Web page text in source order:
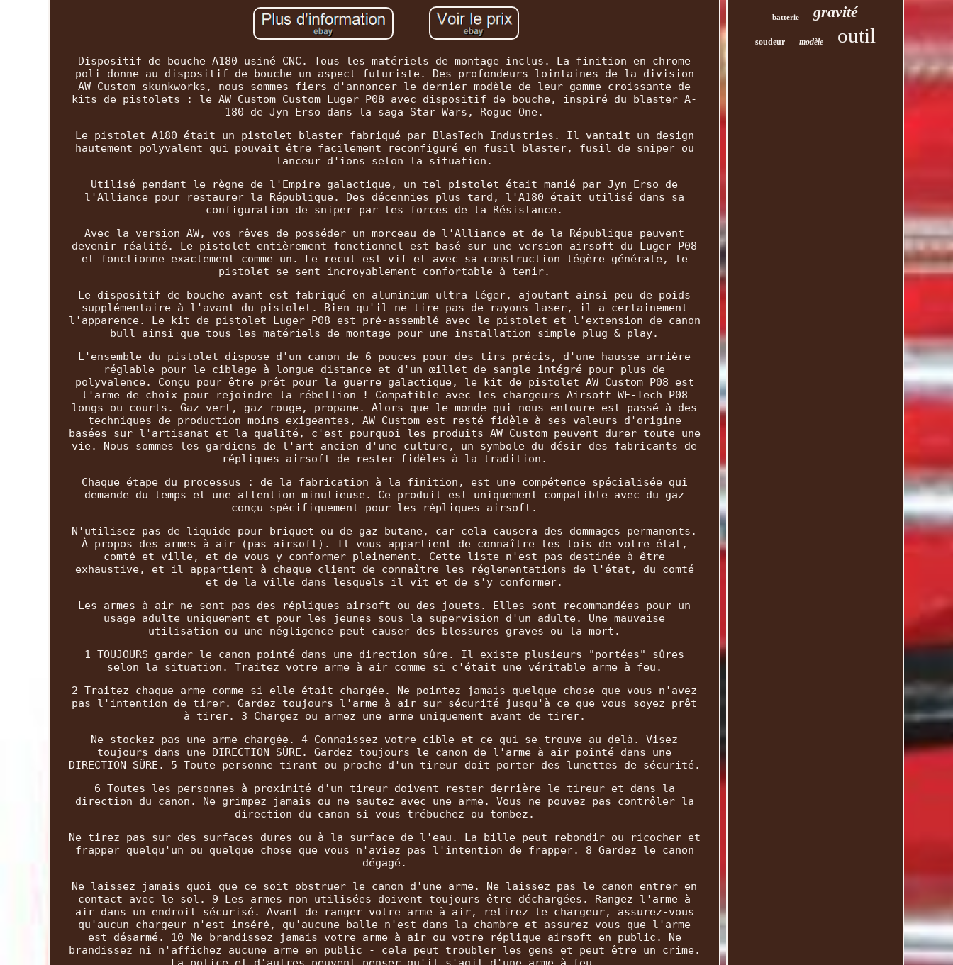
Dispositif de bouche A180 usiné CNC. Tous les matériels de montage inclus. La finition en chrome
poli donne au dispositif de bouche un aspect futuriste. Des profondeurs lointaines de la division
AW Custom skunkworks, nous sommes fiers d'annoncer le dernier modèle de leur gamme croissante de
kits de pistolets : le AW Custom Custom Luger P08 avec dispositif de bouche, inspiré du blaster A-
180 de Jyn Erso dans la saga Star Wars, Rogue One.
Le pistolet A180 était un pistolet blaster fabriqué par BlasTech Industries. Il vantait un design
hautement polyvalent qui pouvait être facilement reconfiguré en fusil blaster, fusil de sniper ou
lanceur d'ions selon la situation.
Utilisé pendant le règne de l'Empire galactique, un tel pistolet était manié par Jyn Erso de
l'Alliance pour restaurer la République. Des décennies plus tard, l'A180 était utilisé dans sa
configuration de sniper par les forces de la Résistance.
Avec la version AW, vos rêves de posséder un morceau de l'Alliance et de la République peuvent
devenir réalité. Le pistolet entièrement fonctionnel est basé sur une version airsoft du Luger P08
et fonctionne exactement comme un. Le recul est vif et avec sa construction légère générale, le
pistolet se sent incroyablement confortable à tenir.
Le dispositif de bouche avant est fabriqué en aluminium ultra léger, ajoutant ainsi peu de poids
supplémentaire à l'avant du pistolet. Bien qu'il ne tire pas de rayons laser, il a certainement
l'apparence. Le kit de pistolet Luger P08 est pré-assemblé avec le pistolet et l'extension de canon
bull ainsi que tous les matériels de montage pour une installation simple plug & play.
L'ensemble du pistolet dispose d'un canon de 6 pouces pour des tirs précis, d'une hausse arrière
réglable pour le ciblage à longue distance et d'un œillet de sangle intégré pour plus de
polyvalence. Conçu pour être prêt pour la guerre galactique, le kit de pistolet AW Custom P08 est
l'arme de choix pour rejoindre la rébellion ! Compatible avec les chargeurs Airsoft WE-Tech P08
longs ou courts. Gaz vert, gaz rouge, propane. Alors que le monde qui nous entoure est passé à des
techniques de production moins exigeantes, AW Custom est resté fidèle à ses valeurs d'origine
basées sur l'artisanat et la qualité, c'est pourquoi les produits AW Custom peuvent durer toute une
vie. Nous sommes les gardiens de l'art ancien d'une culture, un symbole du désir des fabricants de
répliques airsoft de rester fidèles à la tradition.
Chaque étape du processus : de la fabrication à la finition, est une compétence spécialisée qui
demande du temps et une attention minutieuse. Ce produit est uniquement compatible avec du gaz
conçu spécifiquement pour les répliques airsoft.
N'utilisez pas de liquide pour briquet ou de gaz butane, car cela causera des dommages permanents.
À propos des armes à air (pas airsoft). Il vous appartient de connaître les lois de votre état,
comté et ville, et de vous y conformer pleinement. Cette liste n'est pas destinée à être
exhaustive, et il appartient à chaque client de connaître les réglementations de l'état, du comté
et de la ville dans lesquels il vit et de s'y conformer.
Les armes à air ne sont pas des répliques airsoft ou des jouets. Elles sont recommandées pour un
usage adulte uniquement et pour les jeunes sous la supervision d'un adulte. Une mauvaise
utilisation ou une négligence peut causer des blessures graves ou la mort.
1 TOUJOURS garder le canon pointé dans une direction sûre. Il existe plusieurs "portées" sûres
selon la situation. Traitez votre arme à air comme si c'était une véritable arme à feu.
2 Traitez chaque arme comme si elle était chargée. Ne pointez jamais quelque chose que vous n'avez
pas l'intention de tirer. Gardez toujours l'arme à air sur sécurité jusqu'à ce que vous soyez prêt
à tirer. 3 Chargez ou armez une arme uniquement avant de tirer.
Ne stockez pas une arme chargée. 4 Connaissez votre cible et ce qui se trouve au-delà. Visez
toujours dans une DIRECTION SÛRE. Gardez toujours le canon de l'arme à air pointé dans une
DIRECTION SÛRE. 5 Toute personne tirant ou proche d'un tireur doit porter des lunettes de sécurité.
6 Toutes les personnes à proximité d'un tireur doivent rester derrière le tireur et dans la
direction du canon. Ne grimpez jamais ou ne sautez avec une arme. Vous ne pouvez pas contrôler la
direction du canon si vous trébuchez ou tombez.
Ne tirez pas sur des surfaces dures ou à la surface de l'eau. La bille peut rebondir ou ricocher et
frapper quelqu'un ou quelque chose que vous n'aviez pas l'intention de frapper. 8 Gardez le canon
dégagé.
Ne laissez jamais quoi que ce soit obstruer le canon d'une arme. Ne laissez pas le canon entrer en
contact avec le sol. 9 Les armes non utilisées doivent toujours être déchargées. Rangez l'arme à
air dans un endroit sécurisé. Avant de ranger votre arme à air, retirez le chargeur, assurez-vous
qu'aucun chargeur n'est inséré, qu'aucune balle n'est dans la chambre et assurez-vous que l'arme
est désarmé. 10 Ne brandissez jamais votre arme à air ou votre réplique airsoft en public. Ne
brandissez ni n'affichez aucune arme en public - cela peut troubler les gens et peut être un crime.
batterie gravité
soudeur modèle outil